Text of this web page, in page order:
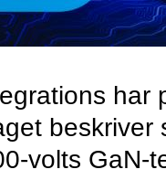
har
beskriver
volts GaN-